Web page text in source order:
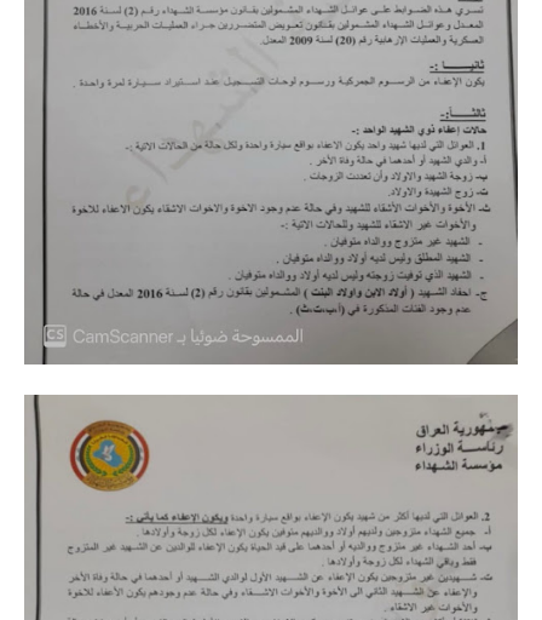
المرحلة الاعدادية
الجامعات
اخبار وقرارات وزارة التعليم
العالي
استمارة القبول المركزي
نتائج القبول المركزي
الطقس
العطل